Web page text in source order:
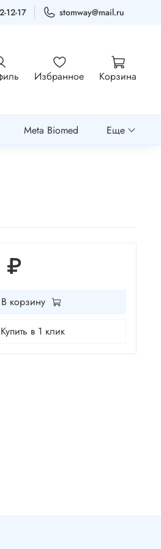
12-17 stomway@mail.ru
Избранное Корзина
Meta Biomed Еще
₽
В корзину
Купить в 1 клик